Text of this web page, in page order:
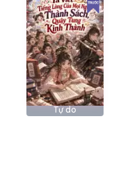
Tự do